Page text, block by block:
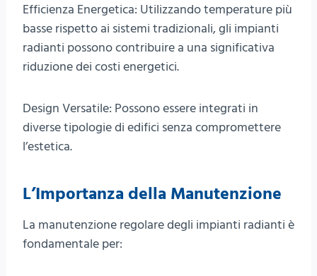
Efficienza Energetica: Utilizzando temperature più
basse rispetto ai sistemi tradizionali, gli impianti
radianti possono contribuire a una significativa
riduzione dei costi energetici.
Design Versatile: Possono essere integrati in
diverse tipologie di edifici senza compromettere
l’estetica.
L’Importanza della Manutenzione
La manutenzione regolare degli impianti radianti è
fondamentale per: